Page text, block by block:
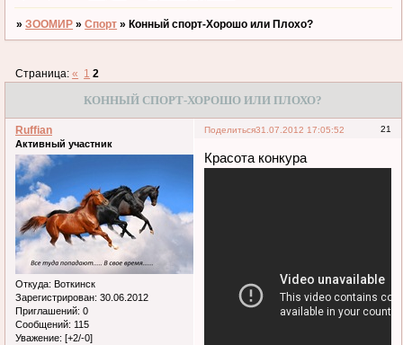
»ЗООМИР »Спорт » Конный спорт-Хорошо или Плохо?
КОННЫЙ СПОРТ-ХОРОШО ИЛИ ПЛОХО?
Страница:« 1 2
Поделиться 21
31.07.2012 17:05:52
Ruffian
Активный участник
Откуда: Воткинск
Зарегистрирован: 30.06.2012
Приглашений: 0
Сообщений: 115
Уважение: [+2/-0]
Красота конкура